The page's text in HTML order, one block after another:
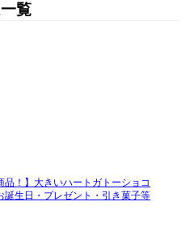
覧
！】大きいハートガトーショコ
生日・プレゼント・引き菓子等